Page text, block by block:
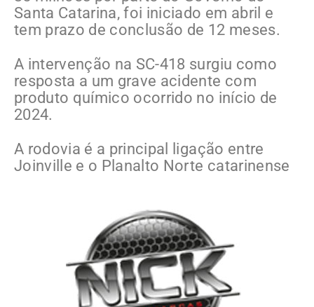
Santa Catarina, foi iniciado em abril e
tem prazo de conclusão de 12 meses.
A intervenção na SC-418 surgiu como
resposta a um grave acidente com
produto químico ocorrido no início de
2024.
A rodovia é a principal ligação entre
Joinville e o Planalto Norte catarinense